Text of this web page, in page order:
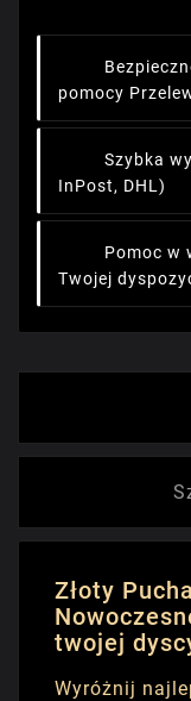
pomocy
Szybka
InPost, DHL)
Pomoc w
Twojej
Złoty
twojej
Wyróżnij